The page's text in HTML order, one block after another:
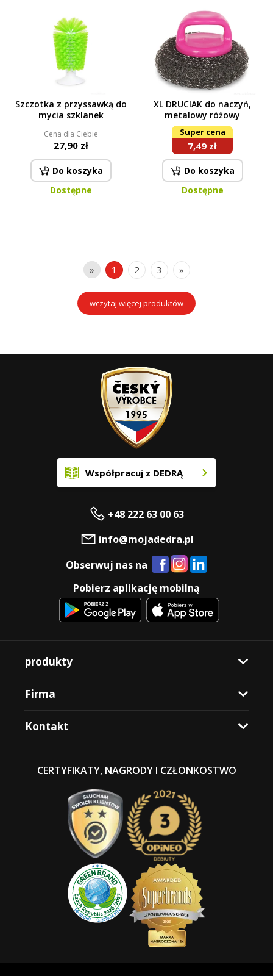
Szczotka z przyssawką do
mycia szklanek
Cena dla Ciebie
27,90 zł
Do koszyka
Dostępne
XL DRUCIAK do naczyń,
metalowy różowy
Super cena
7,49 zł
Do koszyka
Dostępne
» 1 2 3 »
wczytaj więcej produktów
Współpracuj z DEDRĄ
+48 222 63 00 63
info@mojadedra.pl
Obserwuj nas na
Pobierz aplikację mobilną
produkty
Firma
Kontakt
CERTYFIKATY, NAGRODY I CZŁONKOSTWO